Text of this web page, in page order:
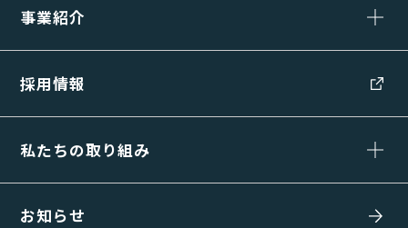
事業紹介
採用情報
私たちの取り組み
お知らせ